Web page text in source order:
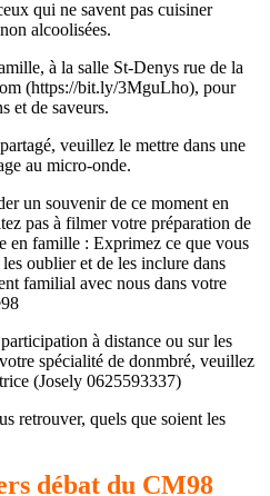
qui ne savent pas cuisiner
alcoolisées.
à la salle St-Denys rue de la
(https://bit.ly/3MguLho), pour
et de saveurs.
veuillez le mettre dans une
au micro-onde.
un souvenir de ce moment en
pas à filmer votre préparation de
en famille : Exprimez ce que vous
oublier et de les inclure dans
familial avec nous dans votre
à distance ou sur les
spécialité de donmbré, veuillez
(Josely 0625593337)
retrouver, quels que soient les
débat du CM98